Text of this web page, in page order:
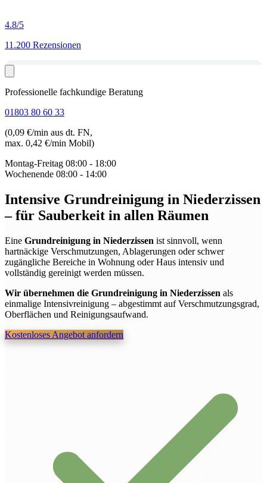
4.8/5
11.200 Rezensionen
Professionelle fachkundige Beratung
01803 80 60 33
(0,09 €/min aus dt. FN,
max. 0,42 €/min Mobil)
Montag-Freitag 08:00 - 18:00
Wochenende 08:00 - 14:00
Intensive Grundreinigung in Niederzissen
– für Sauberkeit in allen Räumen
Eine Grundreinigung in Niederzissen ist sinnvoll, wenn
hartnäckige Verschmutzungen, Ablagerungen oder schwer
zugängliche Bereiche in Wohnung oder Haus intensiv und
vollständig gereinigt werden müssen.
Wir übernehmen die Grundreinigung in Niederzissen als
einmalige Intensivreinigung – abgestimmt auf Verschmutzungsgrad,
Oberflächen und Reinigungsaufwand.
Kostenloses Angebot anfordern